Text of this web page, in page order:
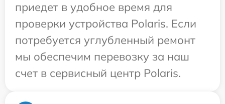
приедет в удобное время для
проверки устройства Polaris. Если
потребуется углубленный ремонт
мы обеспечим перевозку за наш
счет в сервисный центр Polaris.